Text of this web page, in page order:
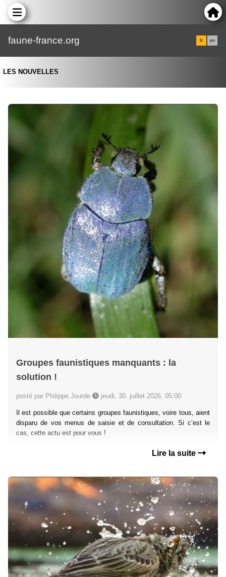
faune-france.org fr en
LES NOUVELLES
Groupes faunistiques manquants : la
solution !
posté par Philippe Jourde jeudi, 30. juillet 2026, 05:00
Il est possible que certains groupes faunistiques, voire tous, aient
disparu de vos menus de saisie et de consultation. Si c’est le
cas, cette actu est pour vous !
Lire la suite